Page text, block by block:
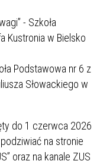
- Szkoła
Kustronia w Bielsko
Podstawowa nr 6 z
Słowackiego w
do 1 czerwca 2026
na stronie
oraz na kanale ZUS